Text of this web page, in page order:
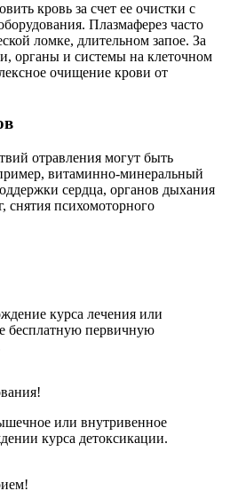
кровь за счет ее очистки с
Плазмаферез часто
ломке, длительном запое. За
органы и системы на клеточном
очищение крови от
отравления могут быть
витаминно-минеральный
сердца, органов дыхания
снятия психомоторного
курса лечения или
бесплатную первичную
или внутривенное
курса детоксикации.